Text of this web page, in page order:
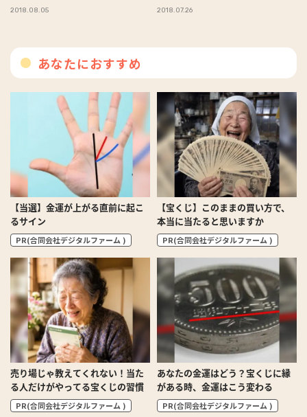
2018.08.05 2018.07.26
あなたにおすすめ
【当選】金運が上がる直前に起こ
るサイン
PR(合同会社デジタルファーム )
【宝くじ】このままの買い方で、
本当に当たると思いますか
PR(合同会社デジタルファーム )
売り場じゃ教えてくれない！当た
る人だけがやってる宝くじの習慣
PR(合同会社デジタルファーム )
あなたの金運はどう？宝くじに縁
がある時、金運はこう変わる
PR(合同会社デジタルファーム )